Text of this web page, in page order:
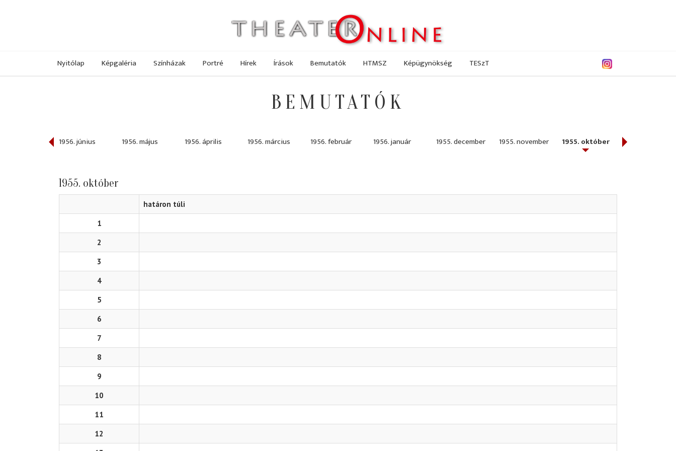
Nyitólap Képgaléria Színházak Portré Hírek Írások Bemutatók HTMSZ Képügynökség TESzT
BEMUTATÓK
szeptember 1956. június 1956. május 1956. április 1956. március 1956. február 1956. január 1955. december 1955. november 1955. október 1955.
1955. október
határon túli
1
2
3
4
5
6
7
8
9
10
11
12